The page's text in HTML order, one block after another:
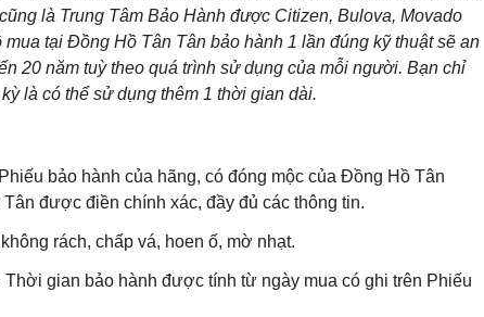
là Trung Tâm Bảo Hành được Citizen, Bulova, Movado
tại Đồng Hồ Tân Tân bảo hành 1 lần đúng kỹ thuật sẽ an
20 năm tuỳ theo quá trình sử dụng của mỗi người. Bạn chỉ
là có thể sử dụng thêm 1 thời gian dài.
bảo hành của hãng, có đóng mộc của Đồng Hồ Tân
được điền chính xác, đầy đủ các thông tin.
rách, chấp vá, hoen ố, mờ nhạt.
gian bảo hành được tính từ ngày mua có ghi trên Phiếu